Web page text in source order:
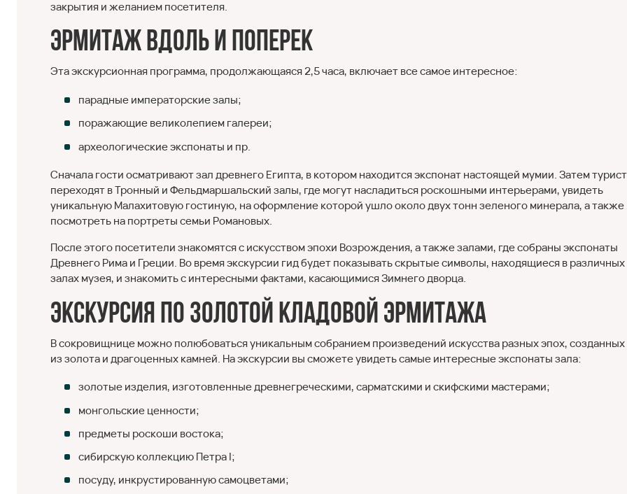
закрытия и желанием посетителя.
Эрмитаж вдоль и поперек
Эта экскурсионная программа, продолжающаяся 2,5 часа, включает все самое интересное:
парадные императорские залы;
поражающие великолепием галереи;
археологические экспонаты и пр.
Сначала гости осматривают зал древнего Египта, в котором находится экспонат настоящей мумии. Затем
переходят в Тронный и Фельдмаршальский залы, где могут насладиться роскошными интерьерами, увидеть
уникальную Малахитовую гостиную, на оформление которой ушло около двух тонн зеленого минерала, а также
посмотреть на портреты семьи Романовых.
После этого посетители знакомятся с искусством эпохи Возрождения, а также залами, где собраны экспонаты
Древнего Рима и Греции. Во время экскурсии гид будет показывать скрытые символы, находящиеся в различных
залах музея, и знакомить с интересными фактами, касающимися Зимнего дворца.
Экскурсия по золотой кладовой Эрмитажа
В сокровищнице можно полюбоваться уникальным собранием произведений искусства разных эпох, созданных
из золота и драгоценных камней. На экскурсии вы сможете увидеть самые интересные экспонаты зала:
золотые изделия, изготовленные древнегреческими, сарматскими и скифскими мастерами;
монгольские ценности;
предметы роскоши востока;
сибирскую коллекцию Петра I;
посуду, инкрустированную самоцветами;